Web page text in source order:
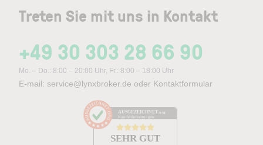
Treten Sie mit uns in Kontakt
+49 30 303 28 66 90
Mo. – Do.: 8:00 – 20:00 Uhr, Fr.: 8:00 – 18:00 Uhr
E-mail: service@lynxbroker.de oder Kontaktformular
AUSGEZEICHNET .org
Kundenbewertungen
SEHR GUT